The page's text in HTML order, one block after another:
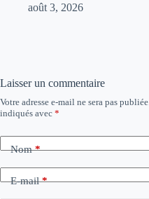
août 3, 2026
Laisser un commentaire
Votre adresse e-mail ne sera pas publiée.
indiqués avec *
Nom*
E-mail*